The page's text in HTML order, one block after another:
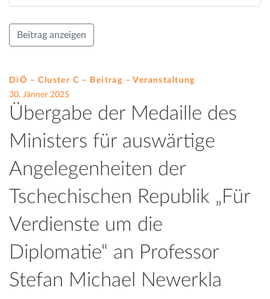
Beitrag anzeigen
DiÖ – Cluster C – Beitrag –Veranstaltung
30. Jänner 2025
Übergabe der Medaille des
Ministers für auswärtige
Angelegenheiten der
Tschechischen Republik „Für
Verdienste um die
Diplomatie“ an Professor
Stefan Michael Newerkla